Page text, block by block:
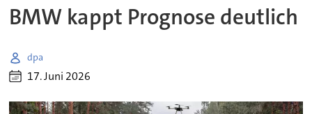
BMW kappt Prognose deutlich
dpa
17. Juni 2026